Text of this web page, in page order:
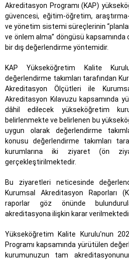
Akreditasyon Programı (KAP)
güvencesi, eğitim-öğretim,
ve yönetim sistemi süreçlerinin
ve önlem alma” döngüsü
bir dış değerlendirme yöntemidir.
KAP Yükseköğretim Kalite
değerlendirme takımları tarafından
Akreditasyon Ölçütleri ile
Akreditasyon Kılavuzu kapsamında
dâhil edilecek yükseköğretim
belirlenmekte ve belirlenen bu
uygun olarak değerlendirme
konusu değerlendirme takımları
kurumlarına iki ziyaret (ön
gerçekleştirilmektedir.
Bu ziyaretleri neticesinde
Kurumsal Akreditasyon Raporları
raporlar göz önünde
akreditasyona ilişkin karar
Yükseköğretim Kalite Kurulu'nun
Programı kapsamında yürütülen
kurumunuzun tam